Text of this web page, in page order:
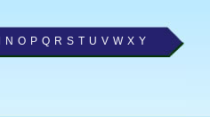
N O P Q R S T U V W X Y